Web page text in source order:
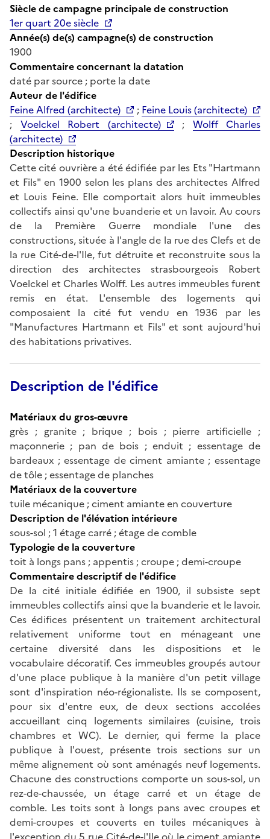
Siècle de campagne principale de construction
1er quart 20e siècle
Année(s) de(s) campagne(s) de construction
1900
Commentaire concernant la datation
daté par source ; porte la date
Auteur de l'édifice
Feine Alfred (architecte)
; Feine Louis (architecte)
; Voelckel Robert (architecte) ; Wolff Charles
(architecte)
Description historique
Cette cité ouvrière a été édifiée par les Ets "Hartmann
et Fils" en 1900 selon les plans des architectes Alfred
et Louis Feine. Elle comportait alors huit immeubles
collectifs ainsi qu'une buanderie et un lavoir. Au cours
de la Première Guerre mondiale l'une des
constructions, située à l'angle de la rue des Clefs et de
la rue Cité-de-l'Ile, fut détruite et reconstruite sous la
direction des architectes strasbourgeois Robert
Voelckel et Charles Wolff. Les autres immeubles furent
remis en état. L'ensemble des logements qui
composaient la cité fut vendu en 1936 par les
"Manufactures Hartmann et Fils" et sont aujourd'hui
des habitations privatives.
Description de l'édifice
Matériaux du gros-œuvre
grès ; granite ; brique ; bois ; pierre artificielle ;
maçonnerie ; pan de bois ; enduit ; essentage de
bardeaux ; essentage de ciment amiante ; essentage
de tôle ; essentage de planches
Matériaux de la couverture
tuile mécanique ; ciment amiante en couverture
Description de l'élévation intérieure
sous-sol ; 1 étage carré ; étage de comble
Typologie de la couverture
toit à longs pans ; appentis ; croupe ; demi-croupe
Commentaire descriptif de l'édifice
De la cité initiale édifiée en 1900, il subsiste sept
immeubles collectifs ainsi que la buanderie et le lavoir.
Ces édifices présentent un traitement architectural
relativement uniforme tout en ménageant une
certaine diversité dans les dispositions et le
vocabulaire décoratif. Ces immeubles groupés autour
d'une place publique à la manière d'un petit village
sont d'inspiration néo-régionaliste. Ils se composent,
pour six d'entre eux, de deux sections accolées
accueillant cinq logements similaires (cuisine, trois
chambres et WC). Le dernier, qui ferme la place
publique à l'ouest, présente trois sections sur un
même alignement où sont aménagés neuf logements.
Chacune des constructions comporte un sous-sol, un
rez-de-chaussée, un étage carré et un étage de
comble. Les toits sont à longs pans avec croupes et
demi-croupes et couverts en tuiles mécaniques à